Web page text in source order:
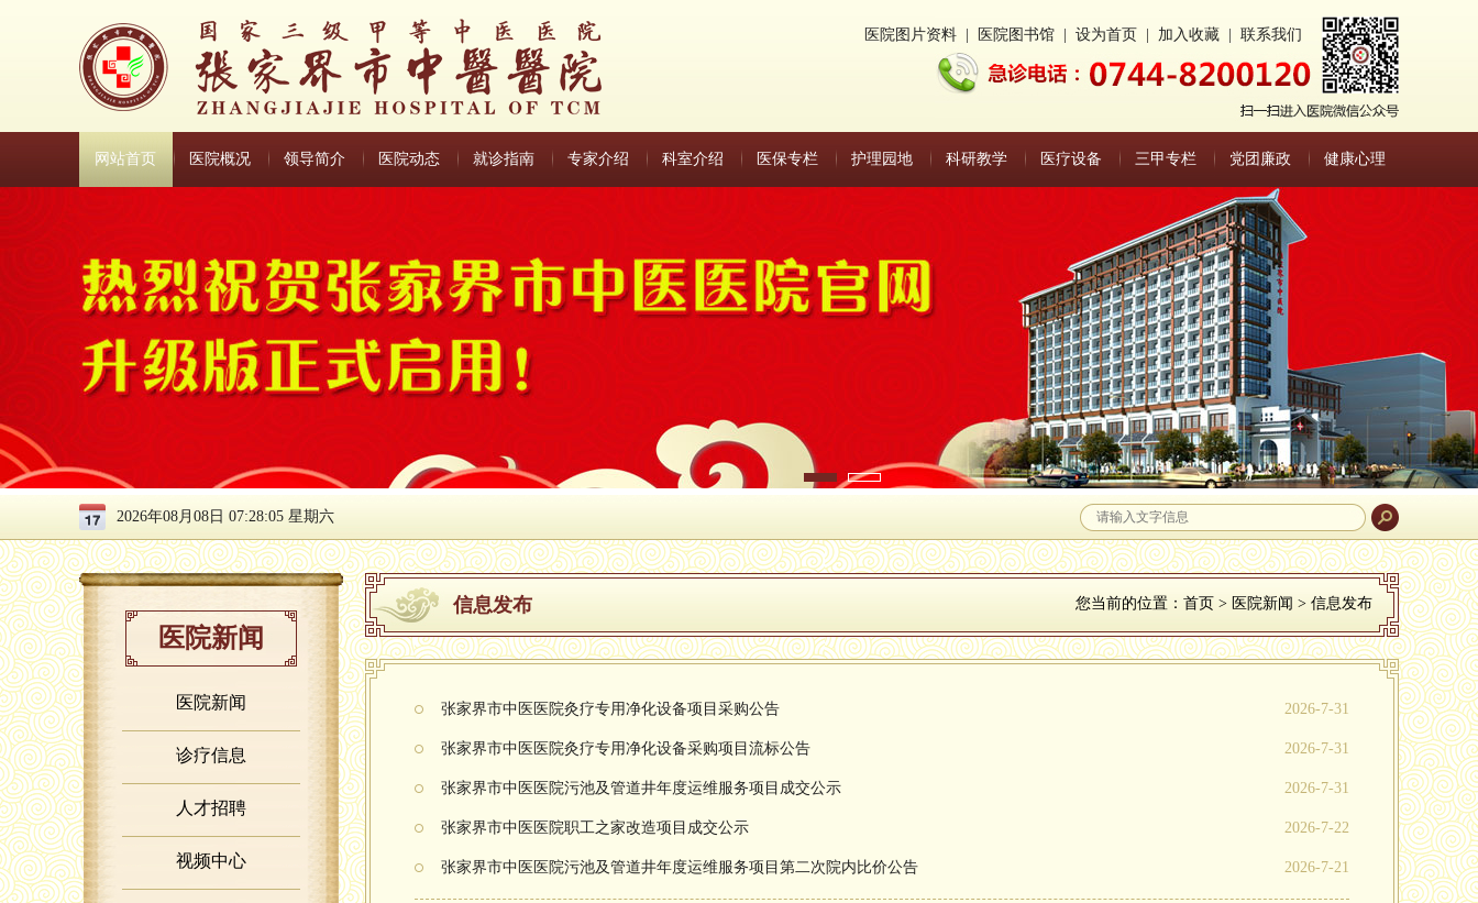
医院图片资料 医院图书馆 设为首页 加入收藏 联系我们
网站首页 医院概况 领导简介 医院动态 就诊指南 专家介绍 科室介绍 医保专栏 护理园地 科研教学 医疗设备 三甲专栏 党团廉政 健康心理
2026年08月08日 07:28:06 星期六
医院新闻
医院新闻
诊疗信息
人才招聘
视频中心
信息发布 您当前的位置： 首页 > 医院新闻 > 信息发布
2026-7-31
张家界市中医医院灸疗专用净化设备项目采购公告
2026-7-31
张家界市中医医院灸疗专用净化设备采购项目流标公告
2026-7-31
张家界市中医医院污池及管道井年度运维服务项目成交公示
2026-7-22
张家界市中医医院职工之家改造项目成交公示
2026-7-21
张家界市中医医院污池及管道井年度运维服务项目第二次院内比价公告